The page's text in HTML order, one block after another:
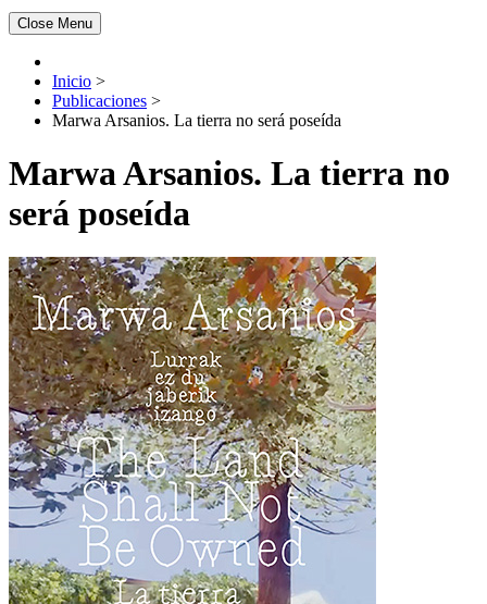
Close Menu
Inicio >
Publicaciones >
Marwa Arsanios. La tierra no será poseída
Marwa Arsanios. La tierra no
será poseída